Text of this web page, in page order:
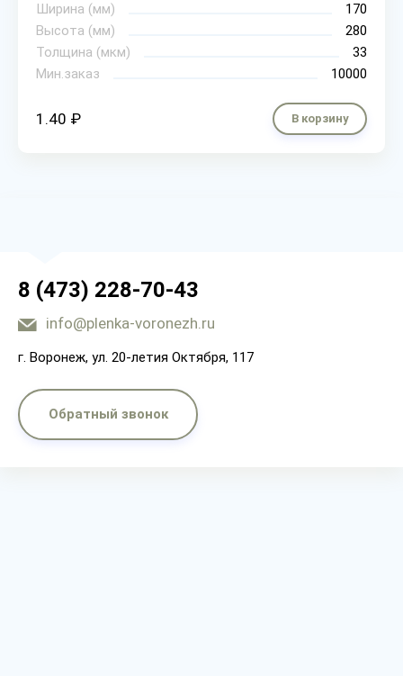
Ширина (мм)
170
Высота (мм)
280
Толщина (мкм)
33
Мин.заказ
10000
1.40 ₽ В корзину
8 (473) 228-70-43
info@plenka-voronezh.ru
г. Воронеж, ул. 20-летия Октября, 117
Обратный звонок